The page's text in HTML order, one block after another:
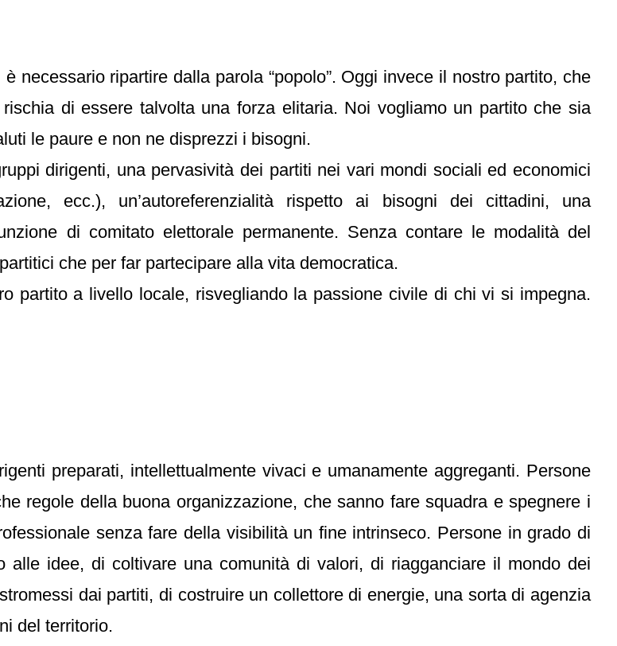
necessario ripartire dalla parola “popolo”. Oggi invece il nostro partito, che
di essere talvolta una forza elitaria. Noi vogliamo un partito che sia
le paure e non ne disprezzi i bisogni.
dirigenti, una pervasività dei partiti nei vari mondi sociali ed economici
ecc.), un’autoreferenzialità rispetto ai bisogni dei cittadini, una
di comitato elettorale permanente. Senza contare le modalità del
che per far partecipare alla vita democratica.
partito a livello locale, risvegliando la passione civile di chi vi si impegna.
preparati, intellettualmente vivaci e umanamente aggreganti. Persone
regole della buona organizzazione, che sanno fare squadra e spegnere i
senza fare della visibilità un fine intrinseco. Persone in grado di
alle idee, di coltivare una comunità di valori, di riagganciare il mondo dei
dai partiti, di costruire un collettore di energie, una sorta di agenzia
del territorio.